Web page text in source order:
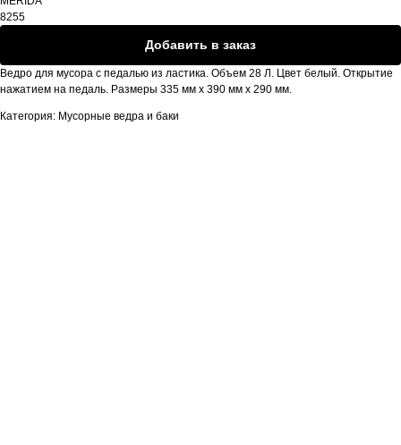
8255
Добавить в заказ
Ведро для мусора с педалью из ластика. Объем 28 Л. Цвет белый. Открытие
нажатием на педаль. Размеры 335 мм х 390 мм х 290 мм.
Категория: Мусорные ведра и баки